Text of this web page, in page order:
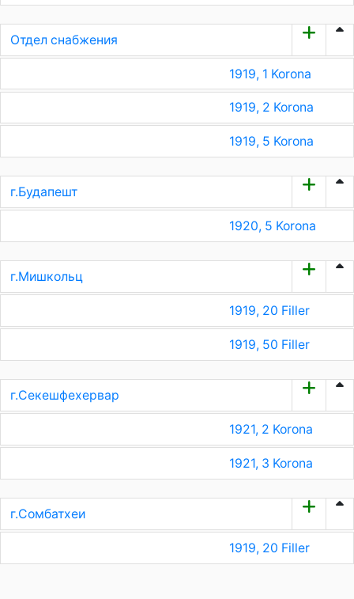
Отдел снабжения
1919, 1 Korona
1919, 2 Korona
1919, 5 Korona
г.Будапешт
1920, 5 Korona
г.Мишкольц
1919, 20 Filler
1919, 50 Filler
г.Секешфехервар
1921, 2 Korona
1921, 3 Korona
г.Сомбатхеи
1919, 20 Filler